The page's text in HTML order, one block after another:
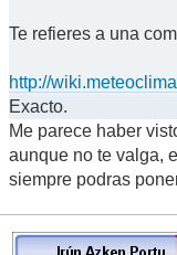
Te refieres a una
http://
Exacto.
Me parece haber
aunque no te valga,
siempre podras